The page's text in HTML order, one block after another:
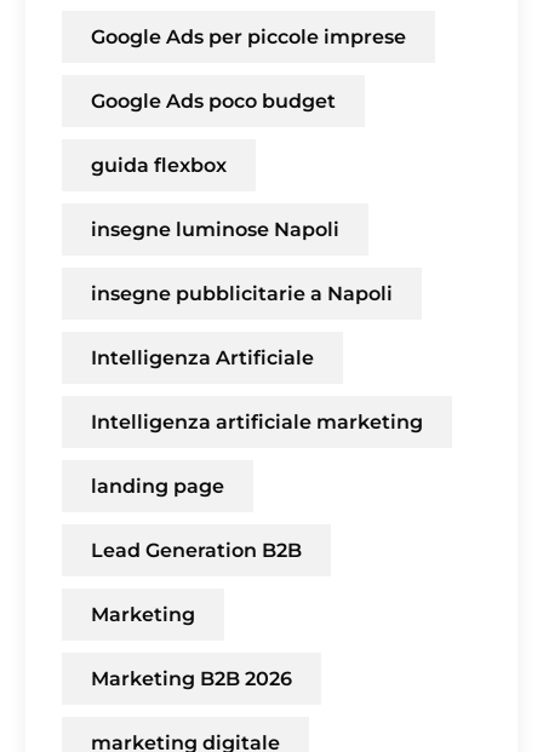
Google Ads per piccole imprese
Google Ads poco budget
guida flexbox
insegne luminose Napoli
insegne pubblicitarie a Napoli
Intelligenza Artificiale
Intelligenza artificiale marketing
landing page
Lead Generation B2B
Marketing
Marketing B2B 2026
marketing digitale